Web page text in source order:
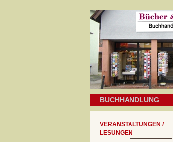
BUCHHANDLUNG
VERANSTALTUNGEN /
LESUNGEN